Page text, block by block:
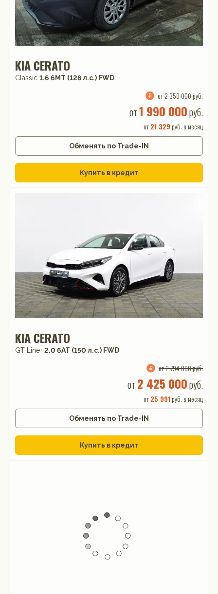
KIA CERATO
Classic 1.6 6MT (128 л.с.) FWD
от 2 359 000 руб.
от1 990 000руб.
от21 329 руб. в месяц
Обменять по Trade-IN
Купить в кредит
KIA CERATO
GT Line+ 2.0 6AT (150 л.с.) FWD
от 2 794 000 руб.
от 2 425 000руб.
от25 991 руб. в месяц
Обменять по Trade-IN
Купить в кредит